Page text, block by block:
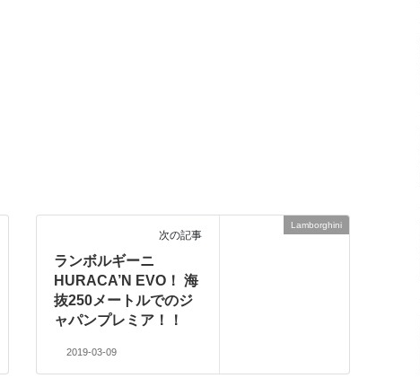
Lamborghini
次の記事
ランボルギーニ
HURACA’N EVO！ 海
抜250メートルでのジ
ャパンプレミア！！
2019-03-09